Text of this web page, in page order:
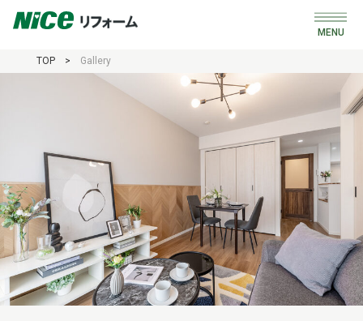
リフォーム事例
Gallery
中古購入＋リフォーム
Search
Renovated
会社概要
Company
0120-714-401
MENU
TOP> Gallery